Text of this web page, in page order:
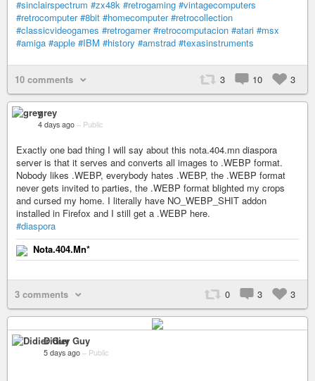
#sinclairspectrum #zx48k #retrogaming #vintagecomputers
#retrocomputer #8bit #homecomputer #retrocollection
#classicvideogames #retrogamer #retrocomputacion #atari #msx
#amiga #apple #IBM #history #amstrad #texasinstruments
10 comments 3 10 3
grey
4 days ago – Public
Exactly one bad thing I will say about this nota.404.mn diaspora
server is that it serves and converts all images to .WEBP format.
Nobody likes .WEBP, everybody hates .WEBP, the .WEBP format
never gets invited to parties, the .WEBP format blighted my crops
and cursed my home. I literally have NO_WEBP_SHIT addon
installed in Firefox and I still get a .WEBP here.
#diaspora
Nota.404.Mn*
3 comments 0 3 3
Didier Guy
5 days ago – Public